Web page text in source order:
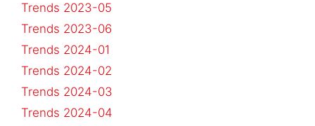
Trends 2023-05
Trends 2023-06
Trends 2024-01
Trends 2024-02
Trends 2024-03
Trends 2024-04